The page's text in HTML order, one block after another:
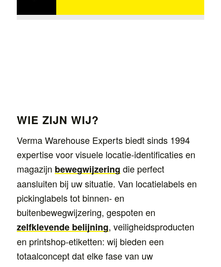
WIE ZIJN WIJ?
Verma Warehouse Experts biedt sinds 1994
expertise voor visuele locatie-identificaties en
magazijn bewegwijzering die perfect
aansluiten bij uw situatie. Van locatielabels en
pickinglabels tot binnen- en
buitenbewegwijzering, gespoten en
zelfklevende belijning, veiligheidsproducten
en printshop-etiketten: wij bieden een
totaalconcept dat elke fase van uw